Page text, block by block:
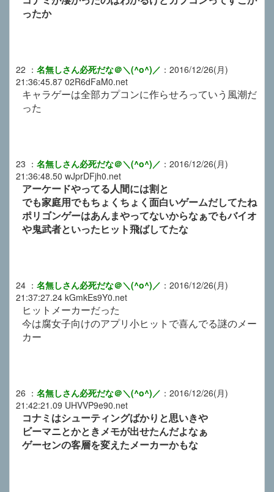
ったか
22 ： 名無しさん必死だな＠＼(^o^)／ ： 2016/12/26(月)
21:36:45.87 02R6dFaM0.net
キャラゲーは全部カプコンに作らせろっていう風潮だ
った
23 ： 名無しさん必死だな＠＼(^o^)／ ： 2016/12/26(月)
21:36:48.50 wJprDFjh0.net
アーケードやってる人間には割と
でも家庭用でもちょくちょく面白いゲームだしてたね
ポリゴンゲーはあんまやってないからなぁでもバイオ
や鬼武者といったヒット飛ばしてたな
24 ： 名無しさん必死だな＠＼(^o^)／ ： 2016/12/26(月)
21:37:27.24 kGmkEs9Y0.net
ヒットメーカーだった
今は腐女子向けのアプリ小ヒットで喜んでる謎のメー
カー
26 ： 名無しさん必死だな＠＼(^o^)／ ： 2016/12/26(月)
21:42:21.09 UHVVP9e90.net
コナミはシューティングばかりと思いきや
ビーマニとかときメモが出せたんだよなぁ
ゲーセンの客層を変えたメーカーかもな